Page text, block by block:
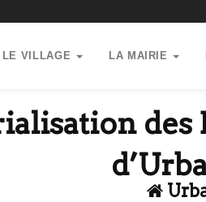
LE VILLAGE LA MAIRIE
des